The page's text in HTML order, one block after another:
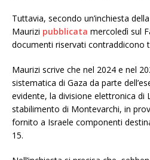
Tuttavia, secondo un’inchiesta
Maurizi pubblicata mercoledì sul
documenti riservati contraddicono
Maurizi scrive che nel 2024 e nel
sistematica di Gaza da parte
evidente, la divisione elettronica di
stabilimento di Montevarchi, in
fornito a Israele componenti
15.